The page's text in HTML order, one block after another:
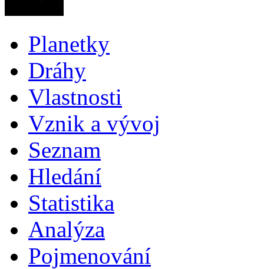
Planetky
Dráhy
Vlastnosti
Vznik a vývoj
Seznam
Hledání
Statistika
Analýza
Pojmenování